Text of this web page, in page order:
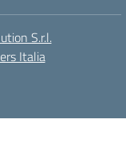
S.r.l.
Italia